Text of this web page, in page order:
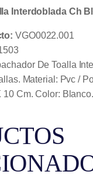
Interdoblada Ch
VGO0022.001
De Toalla
Material: Pvc /
10 Cm. Color: Blanco.